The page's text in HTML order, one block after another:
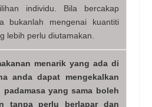
individu. Bila bercakap
bukanlah mengenai kuantiti
lebih perlu diutamakan.
menarik yang ada di
anda dapat mengekalkan
padamasa yang sama boleh
tanpa perlu berlapar dan